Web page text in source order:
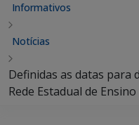
Informativos
Notícias
Definidas as datas para
Rede Estadual de Ensino